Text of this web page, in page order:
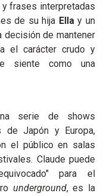
frases interpretadas
de su hija Ellay un
decisión de mantener
el carácter crudo y
siente como una
serie de shows
de Japón y Europa,
el público en salas
Claude puede
para el
underground, es la